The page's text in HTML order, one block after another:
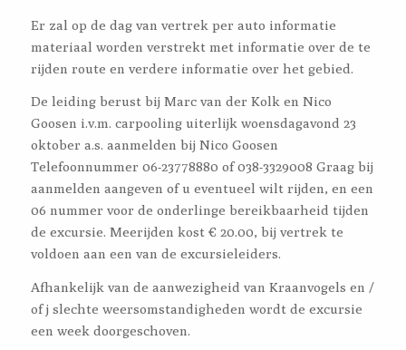
Er zal op de dag van vertrek per auto informatie
materiaal worden verstrekt met informatie over de te
rijden route en verdere informatie over het gebied.
De leiding berust bij Marc van der Kolk en Nico
Goosen i.v.m. carpooling uiterlijk woensdagavond 23
oktober a.s. aanmelden bij Nico Goosen
Telefoonnummer 06-23778880 of 038-3329008 Graag bij
aanmelden aangeven of u eventueel wilt rijden, en een
06 nummer voor de onderlinge bereikbaarheid tijden
de excursie. Meerijden kost € 20.00, bij vertrek te
voldoen aan een van de excursieleiders.
Afhankelijk van de aanwezigheid van Kraanvogels en /
of j slechte weersomstandigheden wordt de excursie
een week doorgeschoven.